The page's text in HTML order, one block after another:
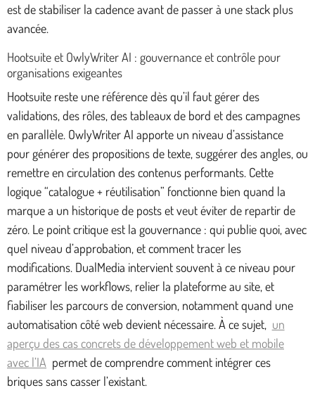
est de stabiliser la cadence avant de passer à une stack plus
avancée.
Hootsuite et OwlyWriter AI : gouvernance et contrôle pour
organisations exigeantes
Hootsuite reste une référence dès qu’il faut gérer des
validations, des rôles, des tableaux de bord et des campagnes
en parallèle. OwlyWriter AI apporte un niveau d’assistance
pour générer des propositions de texte, suggérer des angles, ou
remettre en circulation des contenus performants. Cette
logique “catalogue + réutilisation” fonctionne bien quand la
marque a un historique de posts et veut éviter de repartir de
zéro. Le point critique est la gouvernance : qui publie quoi, avec
quel niveau d’approbation, et comment tracer les
modifications. DualMedia intervient souvent à ce niveau pour
paramétrer les workflows, relier la plateforme au site, et
fiabiliser les parcours de conversion, notamment quand une
automatisation côté web devient nécessaire. À ce sujet, un
aperçu des cas concrets de développement web et mobile
avec l’IA permet de comprendre comment intégrer ces
briques sans casser l’existant.